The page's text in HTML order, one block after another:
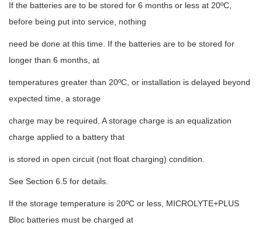
If the batteries are to be stored for 6 months or less at 20ºC,
before being put into service, nothing
need be done at this time. If the batteries are to be stored for
longer than 6 months, at
temperatures greater than 20ºC, or installation is delayed beyond
expected time, a storage
charge may be required. A storage charge is an equalization
charge applied to a battery that
is stored in open circuit (not float charging) condition.
See Section 6.5 for details.
If the storage temperature is 20ºC or less, MICROLYTE+PLUS
Bloc batteries must be charged at